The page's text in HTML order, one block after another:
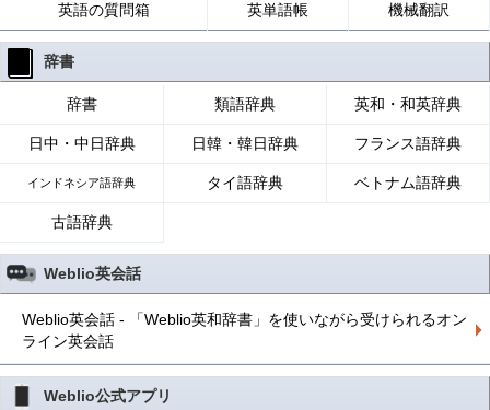
英語の質問箱 英単語帳 機械翻訳
辞書
辞書 類語辞典 英和・和英辞典
日中・中日辞典 日韓・韓日辞典 フランス語辞典
インドネシア語辞典 タイ語辞典 ベトナム語辞典
古語辞典
Weblio英会話
Weblio英会話 - 「Weblio英和辞書」を使いながら受けられるオン
ライン英会話
Weblio公式アプリ